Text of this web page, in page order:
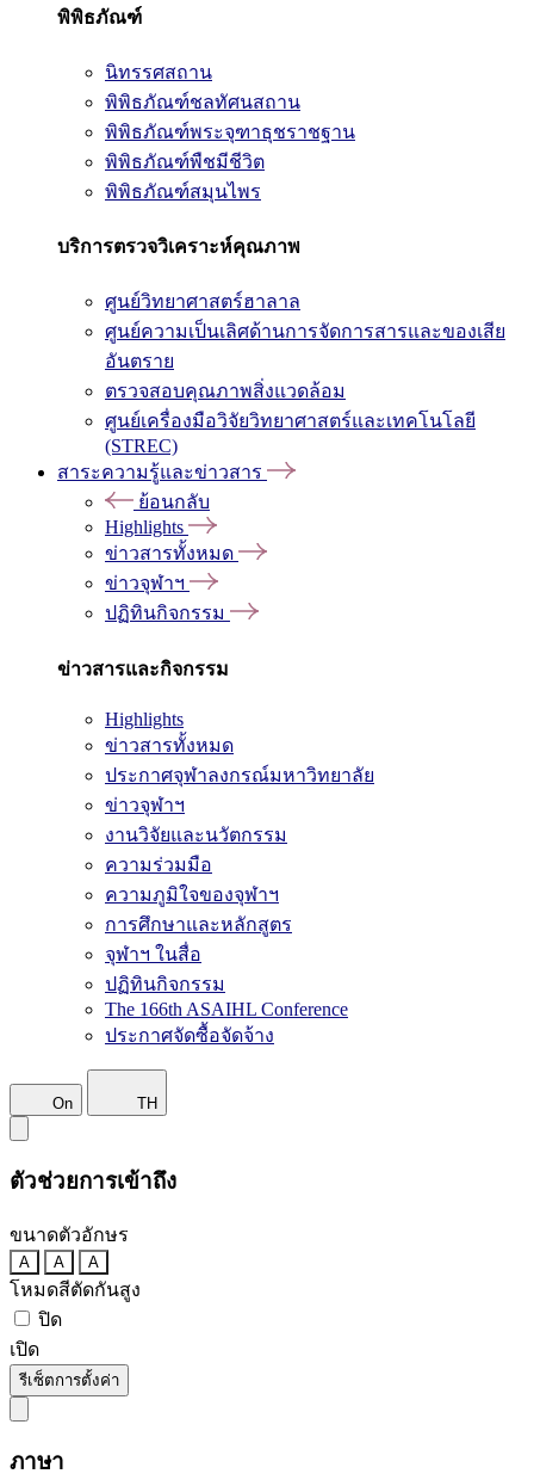
พิพิธภัณฑ์
นิทรรศสถาน
พิพิธภัณฑ์ชลทัศนสถาน
พิพิธภัณฑ์พระจุฑาธุชราชฐาน
พิพิธภัณฑ์พืชมีชีวิต
พิพิธภัณฑ์สมุนไพร
บริการตรวจวิเคราะห์คุณภาพ
ศูนย์วิทยาศาสตร์ฮาลาล
ศูนย์ความเป็นเลิศด้านการจัดการสารและของเสีย
อันตราย
ตรวจสอบคุณภาพสิ่งแวดล้อม
ศูนย์เครื่องมือวิจัยวิทยาศาสตร์และเทคโนโลยี
(STREC)
สาระความรู้และข่าวสาร
ย้อนกลับ
Highlights
ข่าวสารทั้งหมด
ข่าวจุฬาฯ
ปฏิทินกิจกรรม
ข่าวสารและกิจกรรม
Highlights
ข่าวสารทั้งหมด
ประกาศจุฬาลงกรณ์มหาวิทยาลัย
ข่าวจุฬาฯ
งานวิจัยและนวัตกรรม
ความร่วมมือ
ความภูมิใจของจุฬาฯ
การศึกษาและหลักสูตร
จุฬาฯ ในสื่อ
ปฏิทินกิจกรรม
The 166th ASAIHL Conference
ประกาศจัดซื้อจัดจ้าง
On TH
ตัวช่วยการเข้าถึง
ขนาดตัวอักษร
A A A
โหมดสีตัดกันสูง
ปิด
เปิด
รีเซ็ตการตั้งค่า
ภาษา